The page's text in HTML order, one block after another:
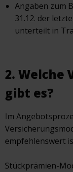
Angaben zum
31.12. der
unterteilt in
2. Welche
gibt es?
Im
empfehlenswert
Stückprämien-